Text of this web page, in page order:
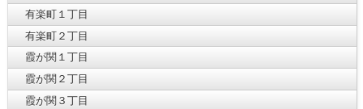
有楽町１丁目
有楽町２丁目
霞が関１丁目
霞が関２丁目
霞が関３丁目